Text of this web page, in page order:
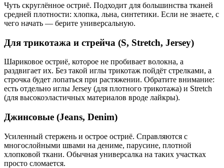
Чуть скруглённое остриё. Подходит для большинства тканей
средней плотности: хлопка, льна, синтетики. Если не знаете, с
чего начать — берите универсальную.
Для трикотажа и стрейча (S, Stretch, Jersey)
Шариковое остриё, которое не пробивает волокна, а
раздвигает их. Без такой иглы трикотаж пойдёт стрелками, а
строчка будет лопаться при растяжении. Обратите внимание:
есть отдельно иглы Jersey (для плотного трикотажа) и Stretch
(для высокоэластичных материалов вроде лайкры).
Джинсовые (Jeans, Denim)
Усиленный стержень и острое остриё. Справляются с
многослойными швами на дениме, парусине, плотной
хлопковой ткани. Обычная универсалка на таких участках
просто сломается.